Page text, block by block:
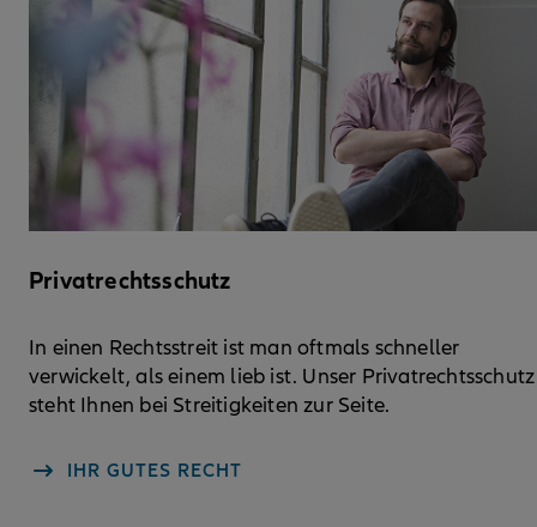
Privatrechtsschutz
In einen Rechtsstreit ist man oftmals schneller
verwickelt, als einem lieb ist. Unser Privatrechtsschutz
steht Ihnen bei Streitigkeiten zur Seite.
IHR GUTES RECHT